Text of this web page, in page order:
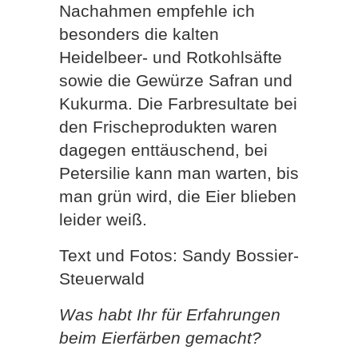
Nachahmen empfehle ich
besonders die kalten
Heidelbeer- und Rotkohlsäfte
sowie die Gewürze Safran und
Kukurma. Die Farbresultate bei
den Frischeprodukten waren
dagegen enttäuschend, bei
Petersilie kann man warten, bis
man grün wird, die Eier blieben
leider weiß.
Text und Fotos: Sandy Bossier-
Steuerwald
Was habt Ihr für Erfahrungen
beim Eierfärben gemacht?